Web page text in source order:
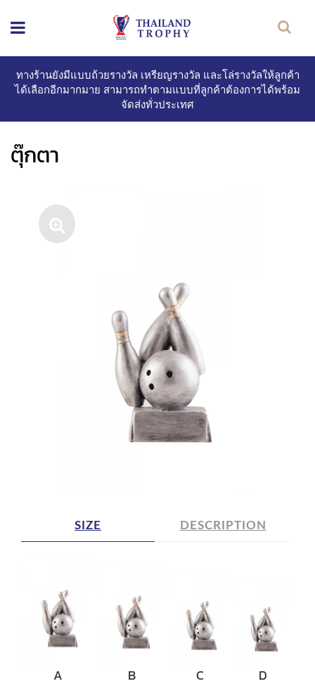
ทางร้านยังมีแบบถ้วยรางวัล เหรียญรางวัล และโล่รางวัลให้ลูกค้า
ได้เลือกอีกมากมาย สามารถทำตามแบบที่ลูกค้าต้องการได้พร้อม
จัดส่งทั่วประเทศ
ตุ๊กตา
SIZE DESCRIPTION
A B C D